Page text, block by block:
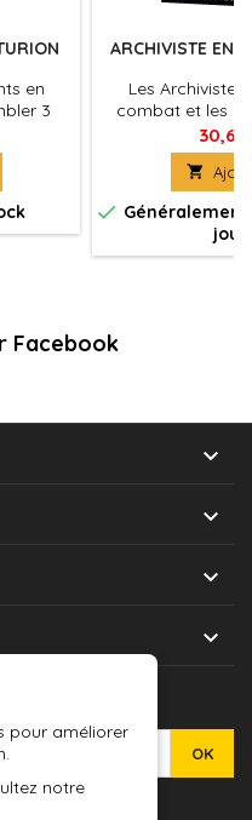
en
3
1
ARCHIVISTE EN
Les
combat et les
Space Marines,
armure
soutien
lance
30,60

 Généralement
Facebook




pour améliorer
notre